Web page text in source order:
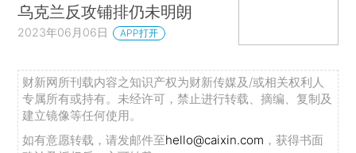
乌克兰反攻铺排仍未明朗
2023年06月06日 APP打开
财新网所刊载内容之知识产权为财新传媒及/或相关权利人
专属所有或持有。未经许可，禁止进行转载、摘编、复制及
建立镜像等任何使用。
如有意愿转载，请发邮件至hello@caixin.com ，获得书面